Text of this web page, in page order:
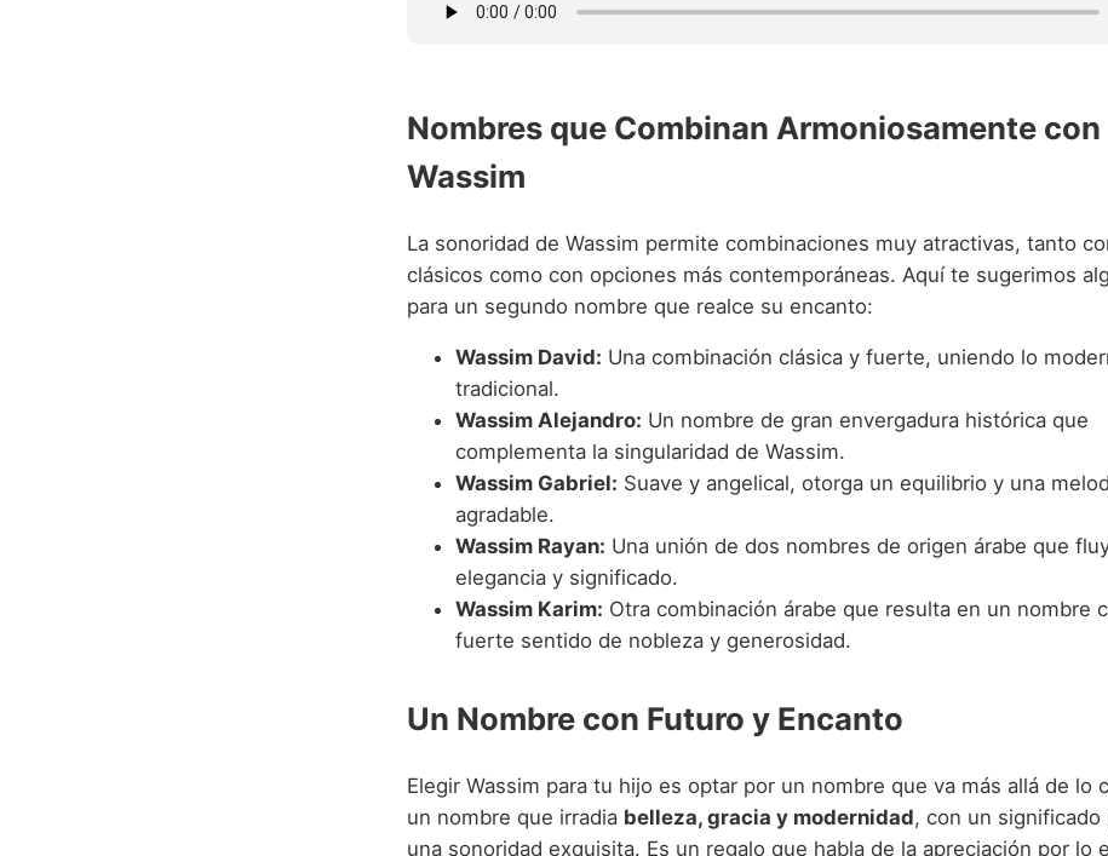
Nombres que Combinan Armoniosamente con
Wassim
La sonoridad de Wassim permite combinaciones muy atractivas, tanto
clásicos como con opciones más contemporáneas. Aquí te sugerimos
para un segundo nombre que realce su encanto:
Wassim David: Una combinación clásica y fuerte, uniendo lo
tradicional.
Wassim Alejandro: Un nombre de gran envergadura histórica que
complementa la singularidad de Wassim.
Wassim Gabriel: Suave y angelical, otorga un equilibrio y una
agradable.
Wassim Rayan: Una unión de dos nombres de origen árabe que
elegancia y significado.
Wassim Karim: Otra combinación árabe que resulta en un nombre
fuerte sentido de nobleza y generosidad.
Un Nombre con Futuro y Encanto
Elegir Wassim para tu hijo es optar por un nombre que va más allá de lo
un nombre que irradia belleza, gracia y modernidad, con un
una sonoridad exquisita. Es un regalo que habla de la apreciación por lo